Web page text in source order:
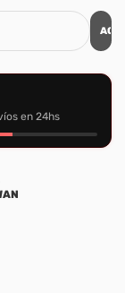
Moon cantidad
en 24hs